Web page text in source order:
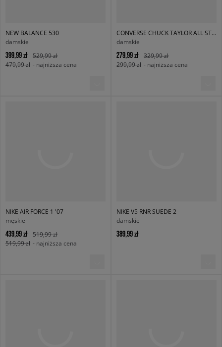
NEW BALANCE 530
damskie
399,99 zł
529,99 zł
479,99 zł - najniższa cena
CONVERSE CHUCK TAYLOR ALL STAR OX
damskie
279,99 zł
329,99 zł
299,99 zł - najniższa cena
NIKE AIR FORCE 1 '07
męskie
439,99 zł
519,99 zł
519,99 zł - najniższa cena
NIKE V5 RNR SUEDE 2
damskie
389,99 zł